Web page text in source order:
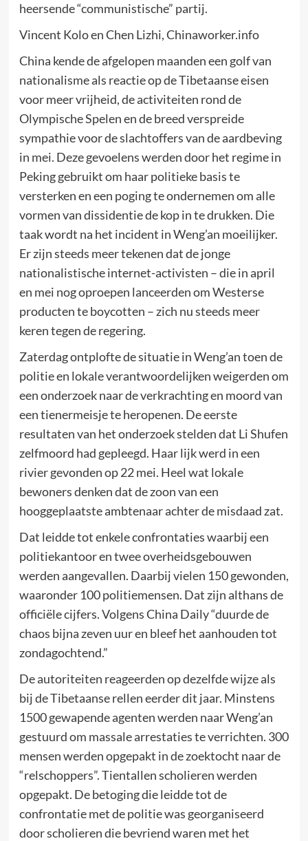
heersende “communistische” partij.
Vincent Kolo en Chen Lizhi, Chinaworker.info
China kende de afgelopen maanden een golf van
nationalisme als reactie op de Tibetaanse eisen
voor meer vrijheid, de activiteiten rond de
Olympische Spelen en de breed verspreide
sympathie voor de slachtoffers van de aardbeving
in mei. Deze gevoelens werden door het regime in
Peking gebruikt om haar politieke basis te
versterken en een poging te ondernemen om alle
vormen van dissidentie de kop in te drukken. Die
taak wordt na het incident in Weng’an moeilijker.
Er zijn steeds meer tekenen dat de jonge
nationalistische internet-activisten – die in april
en mei nog oproepen lanceerden om Westerse
producten te boycotten – zich nu steeds meer
keren tegen de regering.
Zaterdag ontplofte de situatie in Weng’an toen de
politie en lokale verantwoordelijken weigerden om
een onderzoek naar de verkrachting en moord van
een tienermeisje te heropenen. De eerste
resultaten van het onderzoek stelden dat Li Shufen
zelfmoord had gepleegd. Haar lijk werd in een
rivier gevonden op 22 mei. Heel wat lokale
bewoners denken dat de zoon van een
hooggeplaatste ambtenaar achter de misdaad zat.
Dat leidde tot enkele confrontaties waarbij een
politiekantoor en twee overheidsgebouwen
werden aangevallen. Daarbij vielen 150 gewonden,
waaronder 100 politiemensen. Dat zijn althans de
officiële cijfers. Volgens China Daily “duurde de
chaos bijna zeven uur en bleef het aanhouden tot
zondagochtend.”
De autoriteiten reageerden op dezelfde wijze als
bij de Tibetaanse rellen eerder dit jaar. Minstens
1500 gewapende agenten werden naar Weng’an
gestuurd om massale arrestaties te verrichten. 300
mensen werden opgepakt in de zoektocht naar de
“relschoppers”. Tientallen scholieren werden
opgepakt. De betoging die leidde tot de
confrontatie met de politie was georganiseerd
door scholieren die bevriend waren met het